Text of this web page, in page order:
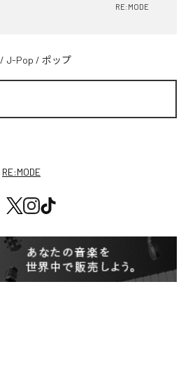
RE:MODE
/ J-Pop / ポップ
RE:MODE